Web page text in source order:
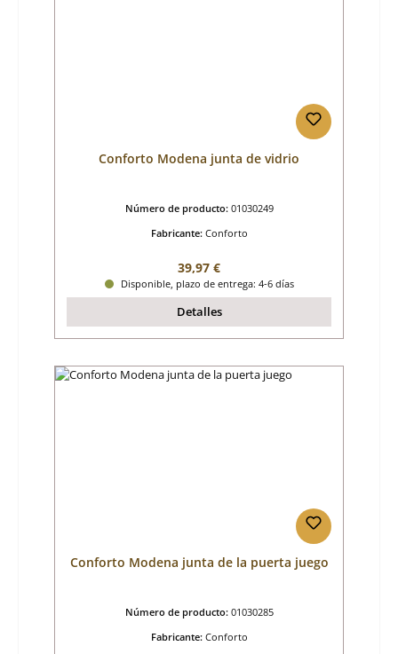
Conforto Modena junta de vidrio
Número de producto: 01030249
Fabricante: Conforto
Precio normal:
39,97 €
Disponible, plazo de entrega: 4-6 días
Detalles
Conforto Modena junta de la puerta juego
Número de producto: 01030285
Fabricante: Conforto